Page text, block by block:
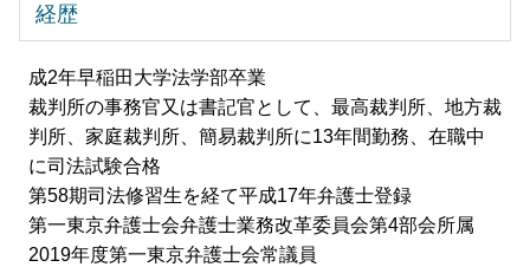
経歴
成2年早稲田大学法学部卒業
裁判所の事務官又は書記官として、最高裁判所、地方裁
判所、家庭裁判所、簡易裁判所に13年間勤務、在職中
に司法試験合格
第58期司法修習生を経て平成17年弁護士登録
第一東京弁護士会弁護士業務改革委員会第4部会所属
2019年度第一東京弁護士会常議員